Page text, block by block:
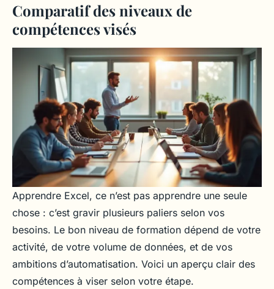
Comparatif des niveaux de
compétences visés
Apprendre Excel, ce n’est pas apprendre une seule
chose : c’est gravir plusieurs paliers selon vos
besoins. Le bon niveau de formation dépend de votre
activité, de votre volume de données, et de vos
ambitions d’automatisation. Voici un aperçu clair des
compétences à viser selon votre étape.